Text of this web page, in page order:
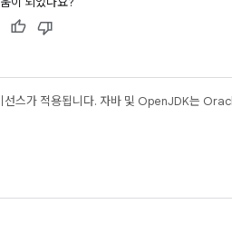
선스가 적용됩니다. 자바 및 OpenJDK는